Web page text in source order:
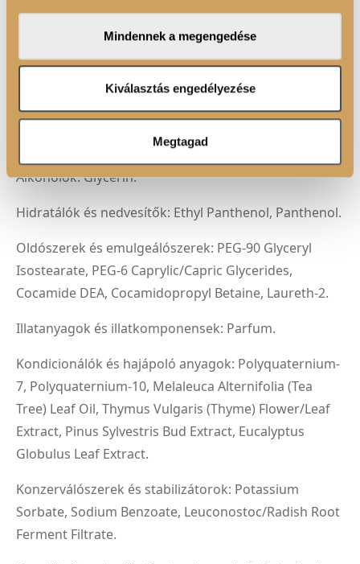
adatait, akik kombinálhatják az adatokat más olyan
adatokkal, amelyeket Ön adott meg számukra vagy az
Ön által használt más szolgáltatásokból gyűjtöttek.
Mindennek a megengedése
Kiválasztás engedélyezése
Megtagad
FELHASZNÁLÁSI JAVASLAT
Alkoholok: Glycerin.
Hidratálók és nedvesítők: Ethyl Panthenol, Panthenol.
Oldószerek és emulgeálószerek: PEG-90 Glyceryl
Isostearate, PEG-6 Caprylic/Capric Glycerides,
Cocamide DEA, Cocamidopropyl Betaine, Laureth-2.
Illatanyagok és illatkomponensek: Parfum.
Kondicionálók és hajápoló anyagok: Polyquaternium-
7, Polyquaternium-10, Melaleuca Alternifolia (Tea
Tree) Leaf Oil, Thymus Vulgaris (Thyme) Flower/Leaf
Extract, Pinus Sylvestris Bud Extract, Eucalyptus
Globulus Leaf Extract.
Konzerválószerek és stabilizátorok: Potassium
Sorbate, Sodium Benzoate, Leuconostoc/Radish Root
Ferment Filtrate.